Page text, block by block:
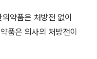
약품은 처방전 없이
품은 의사의 처방전이